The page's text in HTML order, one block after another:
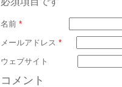
名前 *
メールアドレス *
ウェブサイト
コメント